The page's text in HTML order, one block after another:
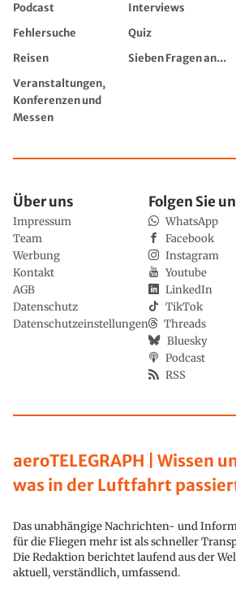
Podcast
Interviews
Fehlersuche
Quiz
Reisen
Sieben Fragen an...
Veranstaltungen,
Konferenzen und
Messen
aeroTELEGRAPH | Wissen
was in der Luftfahrt
Das unabhängige Nachrichten- und
für die Fliegen mehr ist als schneller
Die Redaktion berichtet laufend aus der
aktuell, verständlich, umfassend.
Über uns
Impressum
Team
Werbung
Kontakt
AGB
Datenschutz
Datenschutzeinstellungen
Folgen Sie
WhatsApp
Facebook
Instagram
Youtube
LinkedIn
TikTok
Threads
Bluesky
Podcast
RSS